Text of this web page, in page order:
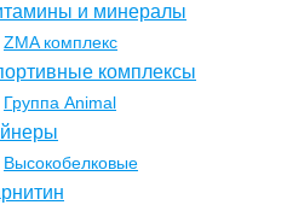
и минералы
ZMA комплекс
комплексы
Группа Animal
Высокобелковые